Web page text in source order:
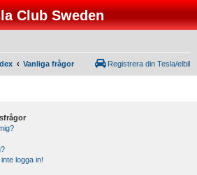
Club Sweden
Vanliga frågor Registrera din Tesla/elbil
logga in!